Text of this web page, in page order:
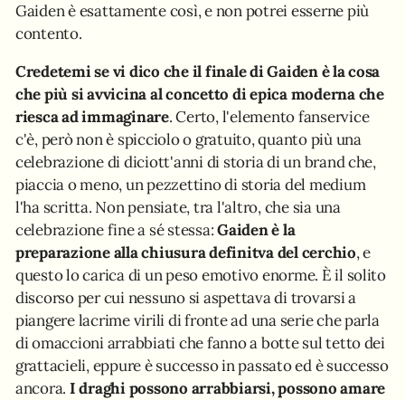
Gaiden è esattamente così, e non potrei esserne più
contento.
Credetemi se vi dico che il finale di Gaiden è la cosa
che più si avvicina al concetto di epica moderna che
riesca ad immaginare. Certo, l'elemento fanservice
c'è, però non è spicciolo o gratuito, quanto più una
celebrazione di diciott'anni di storia di un brand che,
piaccia o meno, un pezzettino di storia del medium
l'ha scritta. Non pensiate, tra l'altro, che sia una
celebrazione fine a sé stessa:Gaiden è la
preparazione alla chiusura definitva del cerchio, e
questo lo carica di un peso emotivo enorme. È il solito
discorso per cui nessuno si aspettava di trovarsi a
piangere lacrime virili di fronte ad una serie che parla
di omaccioni arrabbiati che fanno a botte sul tetto dei
grattacieli, eppure è successo in passato ed è successo
ancora. I draghi possono arrabbiarsi, possono amare